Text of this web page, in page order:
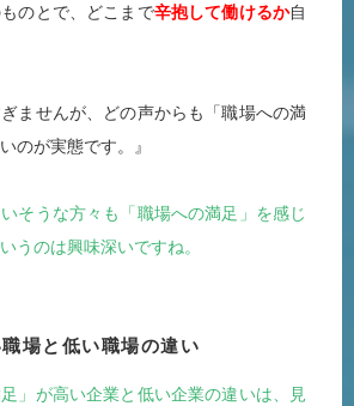
のとで、どこまで辛抱して働けるか自
ませんが、どの声からも「職場への満
のが実態です。』
うな方々も「職場への満足」を感じ
うのは興味深いですね。
場と低い職場の違い
が高い企業と低い企業の違いは、見